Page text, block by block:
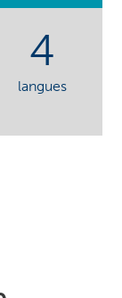
4
langues